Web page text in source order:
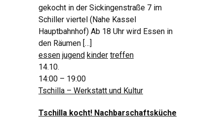
gekocht in der Sickingenstraße 7 im
Schiller viertel (Nahe Kassel
Hauptbahnhof) Ab 18 Uhr wird Essen in
den Räumen […]
essen jugend kinder treffen
14.10.
14:00 – 19:00
Tschilla – Werkstatt und Kultur
Tschilla kocht! Nachbarschaftsküche